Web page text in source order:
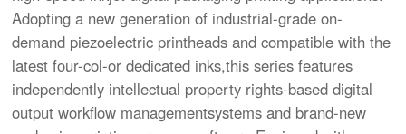
Adopting a new generation of industrial-grade on-
demand piezoelectric printheads and compatible with the
latest four-col-or dedicated inks,this series features
independently intellectual property rights-based digital
output workflow managementsystems and brand-new